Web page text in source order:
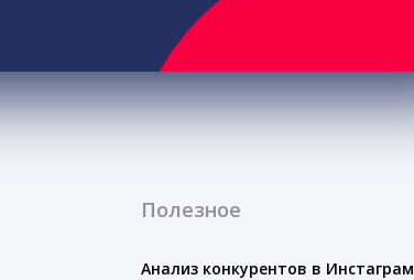
Полезное
Анализ конкурентов в Инстаграм